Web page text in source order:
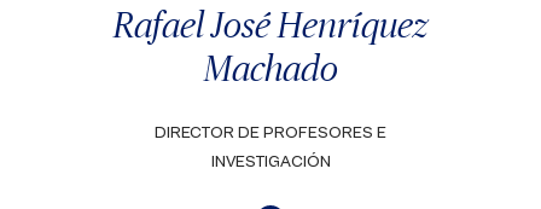
Rafael José Henríquez
Machado
DIRECTOR DE PROFESORES E
INVESTIGACIÓN